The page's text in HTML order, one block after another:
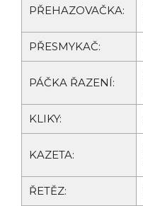
PŘEHAZOVAČKA:
PŘESMYKAČ:
PÁČKA ŘAZENÍ:
KLIKY:
KAZETA:
ŘETĚZ: